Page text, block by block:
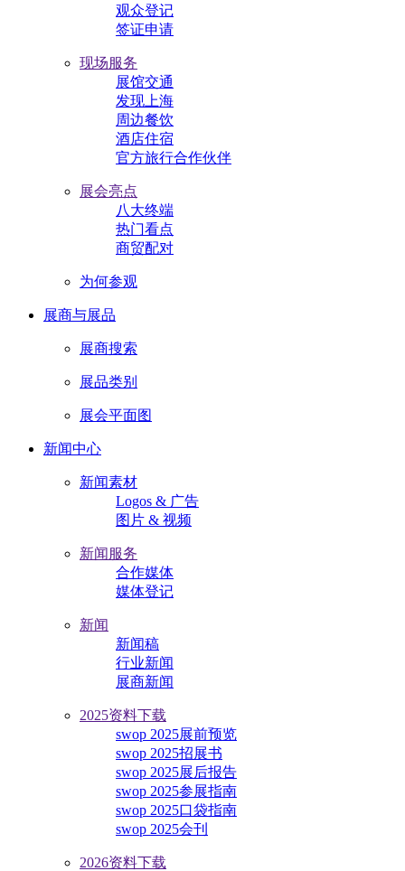
观众登记
签证申请
现场服务
展馆交通
发现上海
周边餐饮
酒店住宿
官方旅行合作伙伴
展会亮点
八大终端
热门看点
商贸配对
为何参观
展商与展品
展商搜索
展品类别
展会平面图
新闻中心
新闻素材
Logos & 广告
图片 & 视频
新闻服务
合作媒体
媒体登记
新闻
新闻稿
行业新闻
展商新闻
2025资料下载
swop 2025展前预览
swop 2025招展书
swop 2025展后报告
swop 2025参展指南
swop 2025口袋指南
swop 2025会刊
2026资料下载